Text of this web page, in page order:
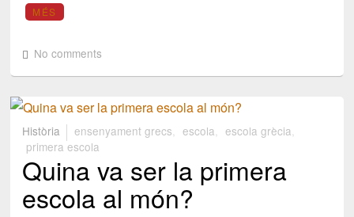
MÉS
No comments
Història ensenyament grecs escola escola grècia
primera escola
Quina va ser la primera
escola al món?